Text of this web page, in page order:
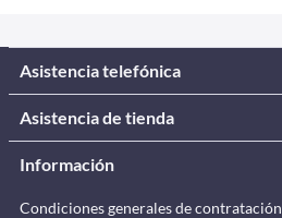
Asistencia telefónica
Asistencia de tienda
Información
Condiciones generales de contratación